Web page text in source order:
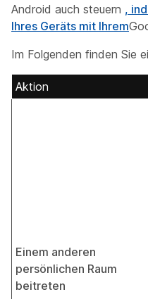
Android auch steuern ,
Ihres Geräts mit Ihrem
Im Folgenden finden Sie
Aktion
Einem anderen
persönlichen Raum
beitreten